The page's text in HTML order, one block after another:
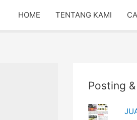
HOME TENTANG KAMI
Posting